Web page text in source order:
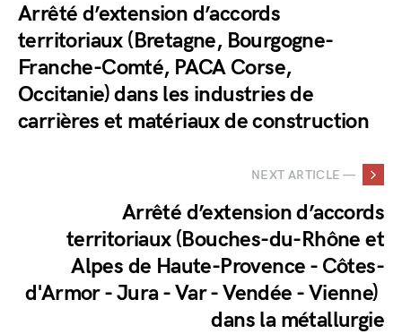
Arrêté d’extension d’accords
territoriaux (Bretagne, Bourgogne-
Franche-Comté, PACA Corse,
Occitanie) dans les industries de
carrières et matériaux de construction
NEXT ARTICLE —
Arrêté d’extension d’accords
territoriaux (Bouches-du-Rhône et
Alpes de Haute-Provence - Côtes-
d'Armor - Jura - Var - Vendée - Vienne)
dans la métallurgie